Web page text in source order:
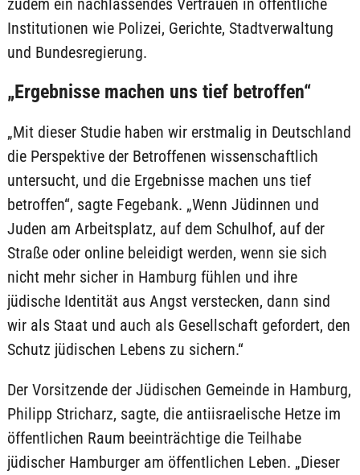
zudem ein nachlassendes Vertrauen in öffentliche
Institutionen wie Polizei, Gerichte, Stadtverwaltung
und Bundesregierung.
„Ergebnisse machen uns tief betroffen“
„Mit dieser Studie haben wir erstmalig in Deutschland
die Perspektive der Betroffenen wissenschaftlich
untersucht, und die Ergebnisse machen uns tief
betroffen“, sagte Fegebank. „Wenn Jüdinnen und
Juden am Arbeitsplatz, auf dem Schulhof, auf der
Straße oder online beleidigt werden, wenn sie sich
nicht mehr sicher in Hamburg fühlen und ihre
jüdische Identität aus Angst verstecken, dann sind
wir als Staat und auch als Gesellschaft gefordert, den
Schutz jüdischen Lebens zu sichern.“
Der Vorsitzende der Jüdischen Gemeinde in Hamburg,
Philipp Stricharz, sagte, die antiisraelische Hetze im
öffentlichen Raum beeinträchtige die Teilhabe
jüdischer Hamburger am öffentlichen Leben. „Dieser